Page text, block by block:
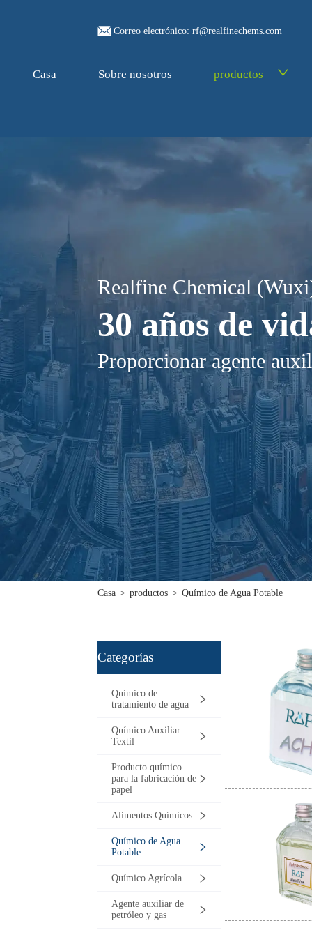
Correo electrónico: rf@realfinechems.com
Casa Sobre nosotros productos
Realfine Chemical
30 años de
Proporcionar agente
Casa > productos > Químico de Agua Potable
ㅤCategorías
Químico de
tratamiento de agua
Químico Auxiliar
Textil
Producto químico
para la fabricación de
papel
Alimentos Químicos
Químico de Agua
Potable
Químico Agrícola
Agente auxiliar de
petróleo y gas